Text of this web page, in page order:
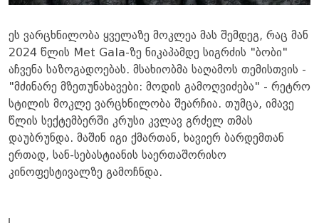
ეს ვარცხნილობა ყველაზე მოკლეა მას შემდეგ, რაც მან
2024 წლის Met Gala-ზე ნიკაპამდე სიგრძის "ბობი"
აჩვენა საზოგადოებას. მსახიობმა საღამოს თემისთვის -
"მძინარე მზეთუნახავები: მოდის გამოღვიძება" - რეტრო
სტილის მოკლე ვარცხნილობა შეარჩია. თუმცა, იმავე
წლის სექტემბერში კრუსი კვლავ გრძელ თმას
დაუბრუნდა. მაშინ იგი ქმართან, ხავიერ ბარდემთან
ერთად, სან-სებასტიანის საერთაშორისო
კინოფესტივალზე გამოჩნდა.